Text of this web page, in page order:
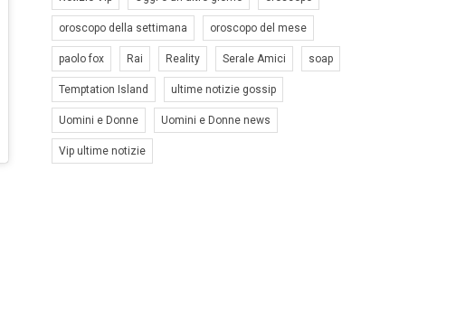
oroscopo della settimana oroscopo del mese
paolo fox Rai Reality Serale Amici soap
Temptation Island ultime notizie gossip
Uomini e Donne Uomini e Donne news
Vip ultime notizie